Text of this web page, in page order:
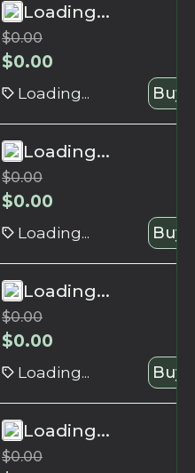
Loading...
$0.00
$0.00
Loading... Buy
Loading...
$0.00
$0.00
Loading... Buy
Loading...
$0.00
$0.00
Loading... Buy
Loading...
$0.00